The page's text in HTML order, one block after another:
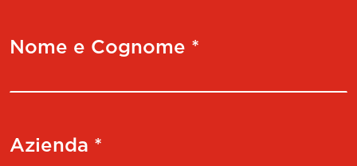
Nome e Cognome *
Azienda *